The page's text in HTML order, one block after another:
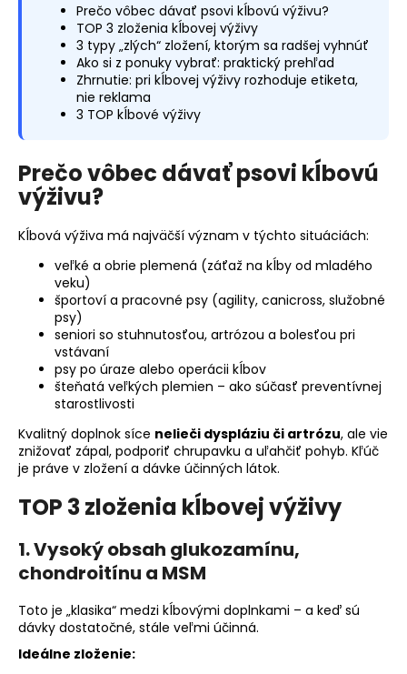
Prečo vôbec dávať psovi kĺbovú výživu?
TOP 3 zloženia kĺbovej výživy
3 typy „zlých“ zložení, ktorým sa radšej vyhnúť
Ako si z ponuky vybrať: praktický prehľad
Zhrnutie: pri kĺbovej výživy rozhoduje etiketa,
nie reklama
3 TOP kĺbové výživy
Prečo vôbec dávať psovi kĺbovú
výživu?
Kĺbová výživa má najväčší význam v týchto situáciách:
veľké a obrie plemená (záťaž na kĺby od mladého
veku)
športoví a pracovné psy (agility, canicross, služobné
psy)
seniori so stuhnutosťou, artrózou a bolesťou pri
vstávaní
psy po úraze alebo operácii kĺbov
šteňatá veľkých plemien – ako súčasť preventívnej
starostlivosti
Kvalitný doplnok síce nelieči dyspláziu či artrózu, ale vie
znižovať zápal, podporiť chrupavku a uľahčiť pohyb. Kľúč
je práve v zložení a dávke účinných látok.
TOP 3 zloženia kĺbovej výživy
1. Vysoký obsah glukozamínu,
chondroitínu a MSM
Toto je „klasika“ medzi kĺbovými doplnkami – a keď sú
dávky dostatočné, stále veľmi účinná.
Ideálne zloženie: